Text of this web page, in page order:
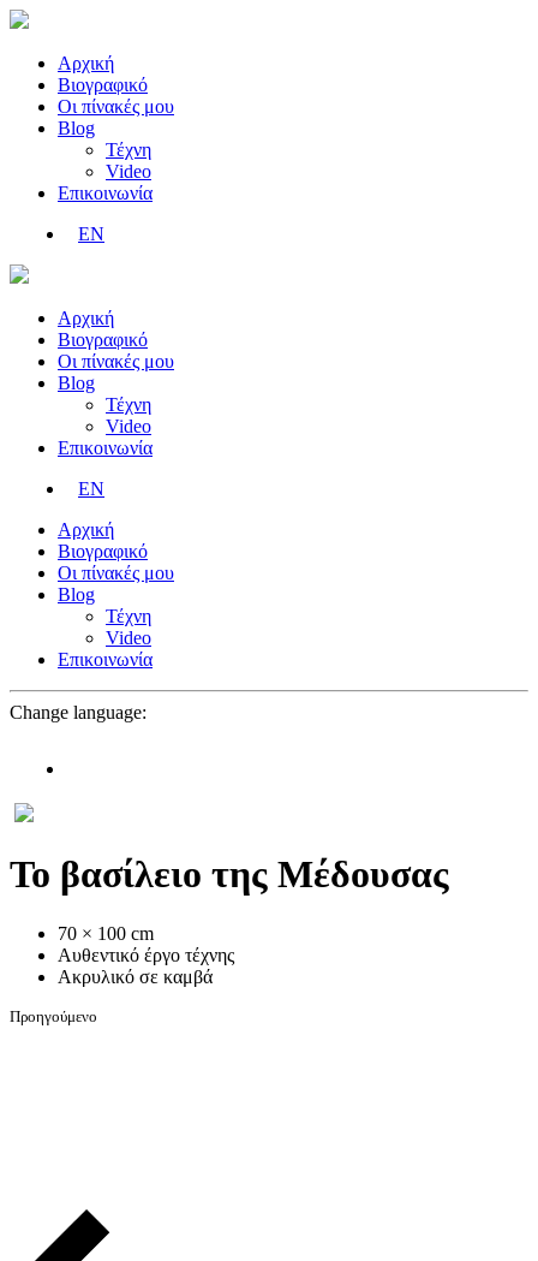
Αρχική
Βιογραφικό
Οι πίνακές μου
Blog
Τέχνη
Video
Επικοινωνία
EN
Αρχική
Βιογραφικό
Οι πίνακές μου
Blog
Τέχνη
Video
Επικοινωνία
EN
Αρχική
Βιογραφικό
Οι πίνακές μου
Blog
Τέχνη
Video
Επικοινωνία
Change language:
Το βασίλειο της Μέδουσας
70 × 100 cm
Αυθεντικό έργο τέχνης
Ακρυλικό σε καμβά
Προηγούμενο